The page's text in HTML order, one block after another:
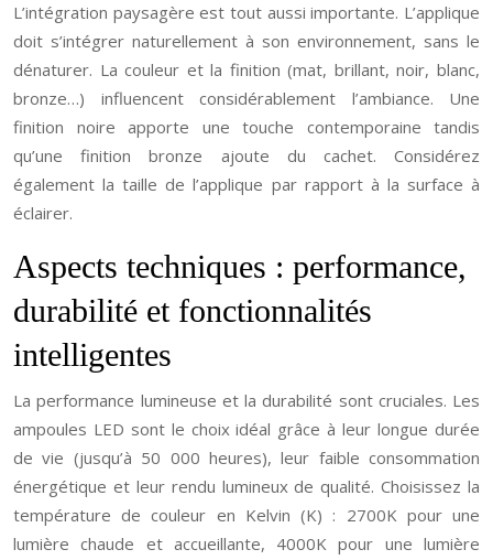
L’intégration paysagère est tout aussi importante. L’applique
doit s’intégrer naturellement à son environnement, sans le
dénaturer. La couleur et la finition (mat, brillant, noir, blanc,
bronze…) influencent considérablement l’ambiance. Une
finition noire apporte une touche contemporaine tandis
qu’une finition bronze ajoute du cachet. Considérez
également la taille de l’applique par rapport à la surface à
éclairer.
Aspects techniques : performance,
durabilité et fonctionnalités
intelligentes
La performance lumineuse et la durabilité sont cruciales. Les
ampoules LED sont le choix idéal grâce à leur longue durée
de vie (jusqu’à 50 000 heures), leur faible consommation
énergétique et leur rendu lumineux de qualité. Choisissez la
température de couleur en Kelvin (K) : 2700K pour une
lumière chaude et accueillante, 4000K pour une lumière